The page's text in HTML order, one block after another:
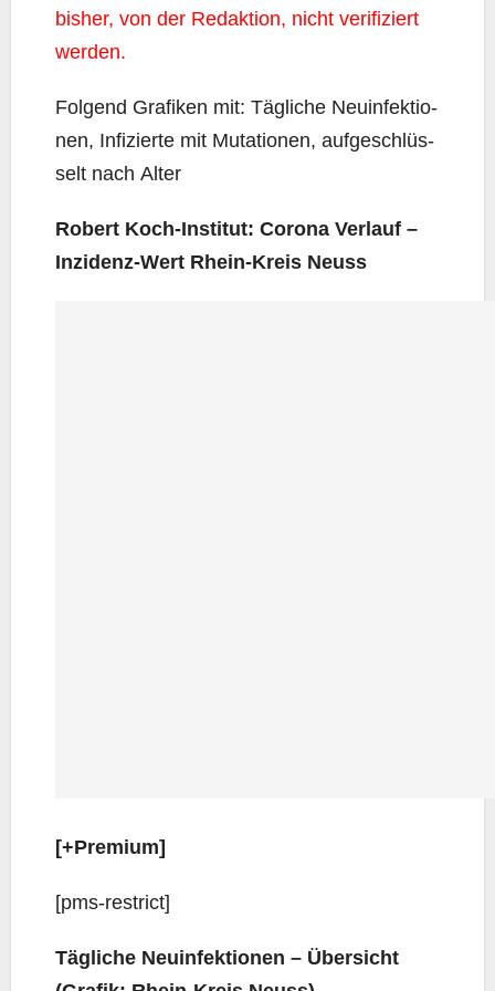
bis­her, von der Redak­ti­on, nicht veri­fi­ziert
werden.
Fol­gend Gra­fi­ken mit: Täg­li­che Neu­in­fek­tio­
nen, Infi­zier­te mit Muta­tio­nen, auf­ge­schlüs­
selt nach Alter
Robert Koch-Insti­tut: Coro­na Ver­lauf –
Inzi­denz-Wert Rhein-Kreis Neuss
[+Pre­mi­um]
[pms-rest­rict]
Täg­li­che Neu­in­fek­tio­nen – Über­sicht